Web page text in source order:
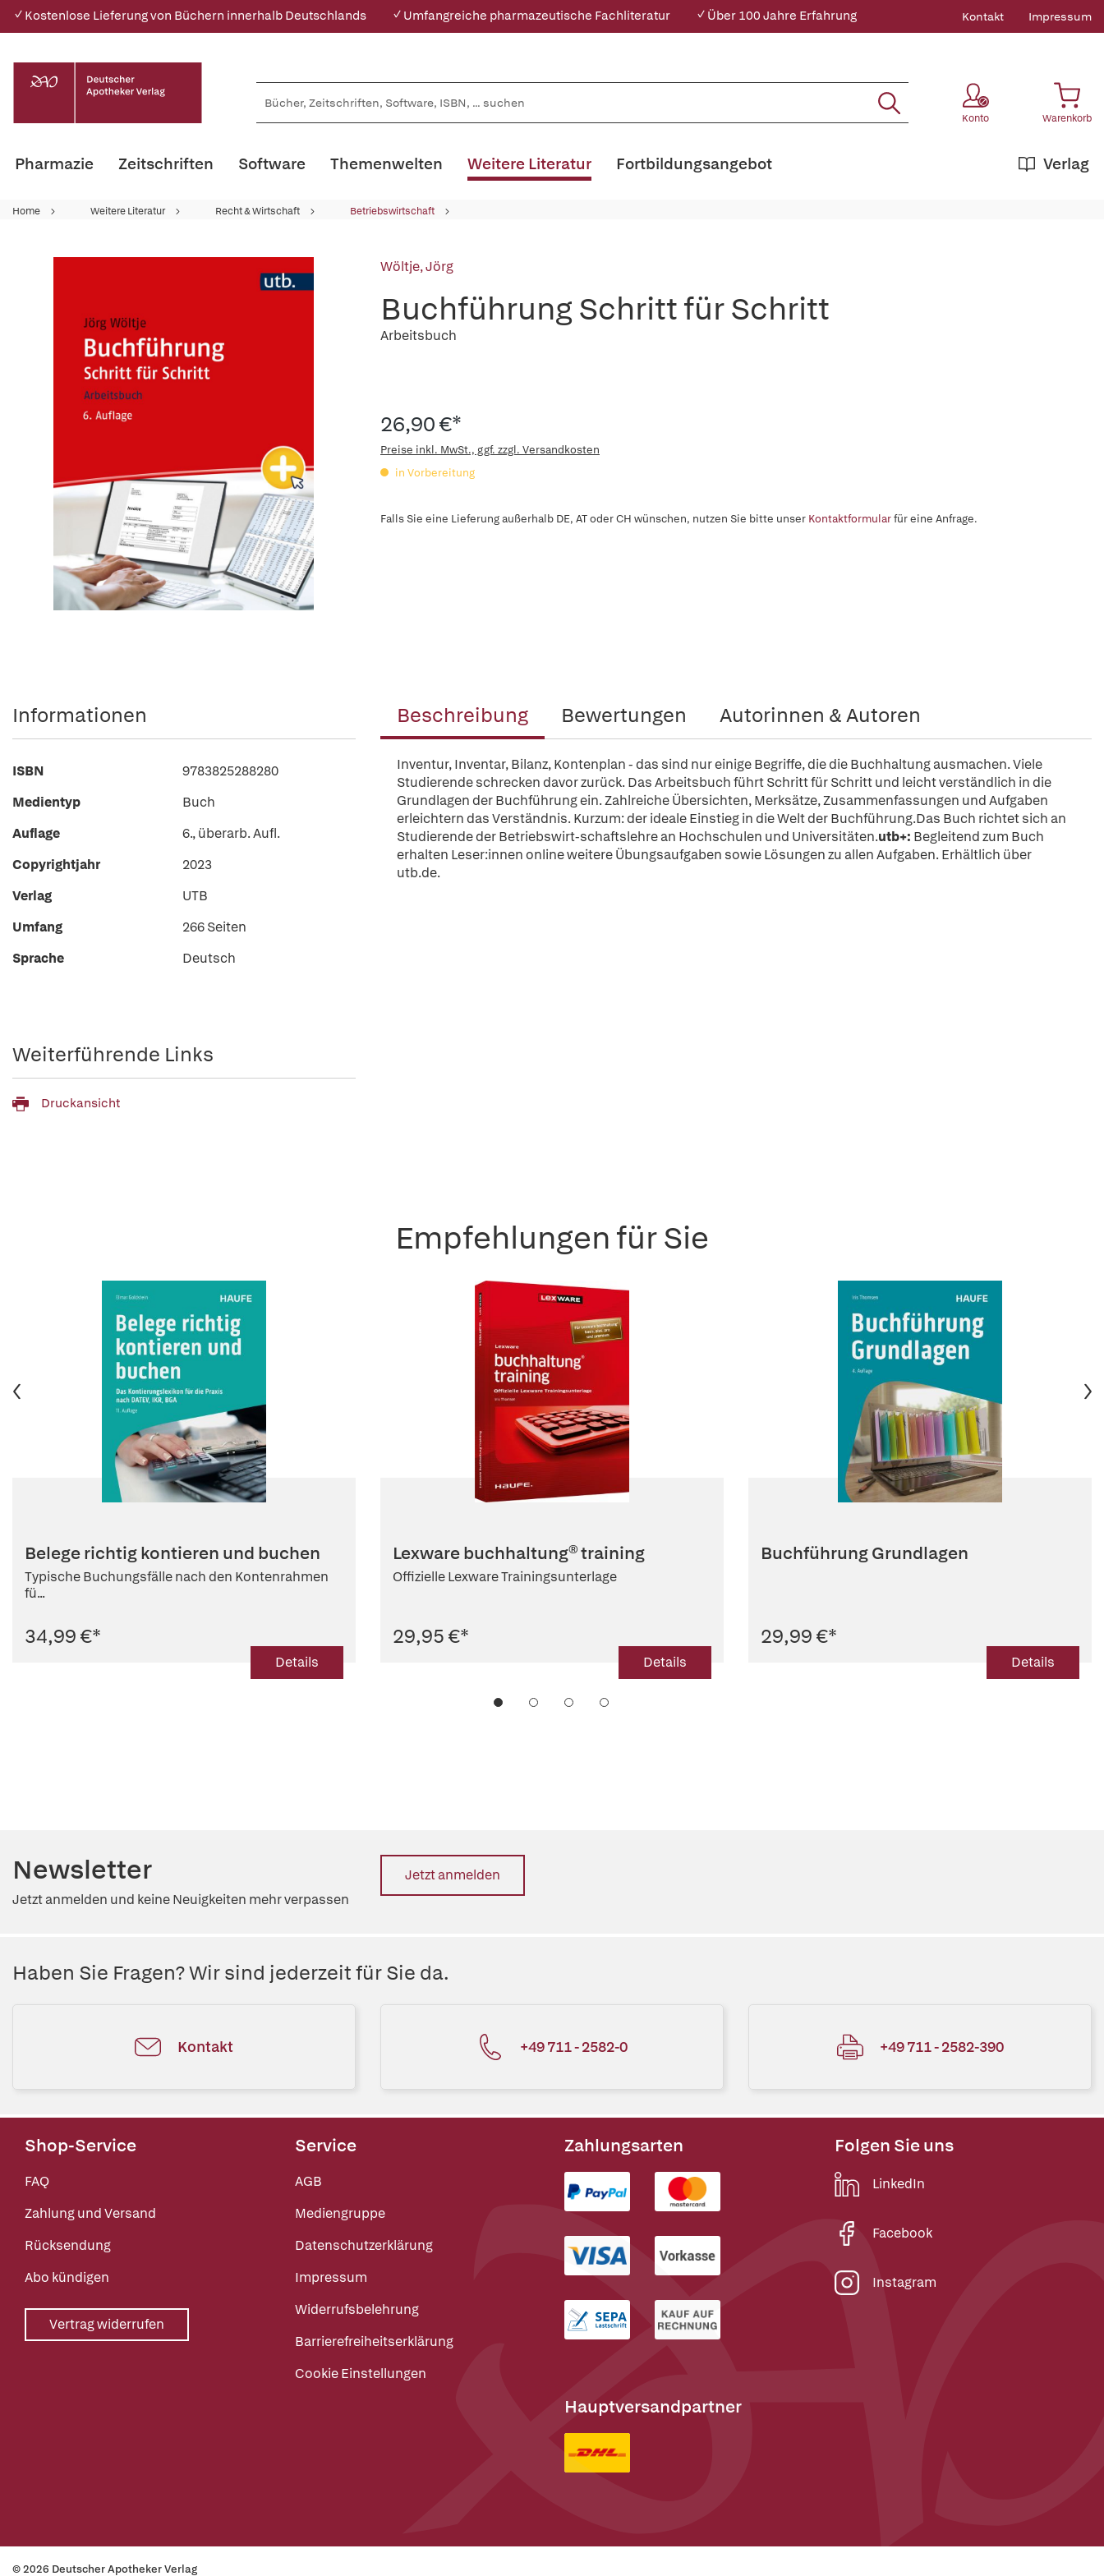
✓ Kostenlose Lieferung von Büchern innerhalb Deutschlands ✓ Umfangreiche pharmazeutische Fachliteratur ✓ Über 100 Jahre Erfahrung Kontakt Impressum
Konto Warenkorb
Pharmazie Zeitschriften Software Themenwelten Weitere Literatur Verlag
Fortbildungsangebot
Home Weitere Literatur Recht & Wirtschaft Betriebswirtschaft
Wöltje, Jörg
Buchführung Schritt für Schritt
Arbeitsbuch
26,90 €*
Preise inkl. MwSt., ggf. zzgl. Versandkosten
in Vorbereitung
Falls Sie eine Lieferung außerhalb DE, AT oder CH wünschen, nutzen Sie bitte unser Kontaktformularfür eine Anfrage.
Beschreibung Bewertungen Autorinnen & Autoren
Inventur, Inventar, Bilanz, Kontenplan - das sind nur einige Begriffe, die die Buchhaltung ausmachen. Viele
Studierende schrecken davor zurück. Das Arbeitsbuch führt Schritt für Schritt und leicht verständlich in die
Grundlagen der Buchführung ein. Zahlreiche Übersichten, Merksätze, Zusammenfassungen und Aufgaben
erleichtern das Verständnis. Kurzum: der ideale Einstieg in die Welt der Buchführung.Das Buch richtet sich an
Studierende der Betriebswirt-schaftslehre an Hochschulen und Universitäten.utb+: Begleitend zum Buch
erhalten Leser:innen online weitere Übungsaufgaben sowie Lösungen zu allen Aufgaben. Erhältlich über
utb.de.
Informationen
ISBN
9783825288280
Medientyp
Buch
Auflage
6., überarb. Aufl.
Copyrightjahr
2023
Verlag
UTB
Umfang
266 Seiten
Sprache
Deutsch
Weiterführende Links
Druckansicht
Empfehlungen für Sie
Belege richtig kontieren und buchen
Typische Buchungsfälle nach den Kontenrahmen
fü...
34,99 €*
Details
Lexware buchhaltung® training
Offizielle Lexware Trainingsunterlage
29,95 €*
Details
Buchführung Grundlagen
29,99 €*
Details
Newsletter
Jetzt anmelden und keine Neuigkeiten mehr verpassen
Jetzt anmelden
Haben Sie Fragen? Wir sind jederzeit für Sie da.
Kontakt +49 711 - 2582-0 +49 711 - 2582-390
Shop-Service
FAQ
Zahlung und Versand
Rücksendung
Abo kündigen
Vertrag widerrufen
Service
AGB
Mediengruppe
Datenschutzerklärung
Impressum
Widerrufsbelehrung
Barrierefreiheitserklärung
Cookie Einstellungen
Zahlungsarten
Hauptversandpartner
Folgen Sie uns
LinkedIn
Facebook
Instagram
© 2026 Deutscher Apotheker Verlag